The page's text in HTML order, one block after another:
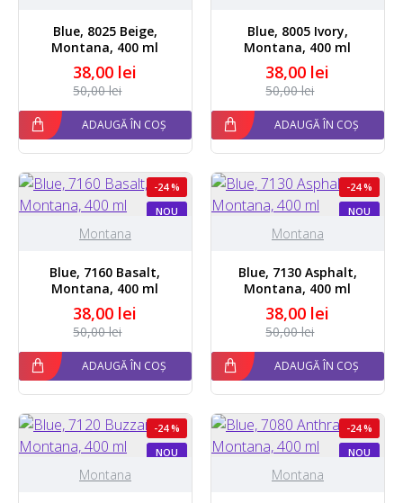
Blue, 8025 Beige,
Montana, 400 ml
38,00 lei
50,00 lei
ADAUGĂ ÎN COȘ
Blue, 8005 Ivory,
Montana, 400 ml
38,00 lei
50,00 lei
ADAUGĂ ÎN COȘ
NOU
-24 %
Montana
Blue, 7160 Basalt,
Montana, 400 ml
38,00 lei
50,00 lei
ADAUGĂ ÎN COȘ
NOU
-24 %
Montana
Blue, 7130 Asphalt,
Montana, 400 ml
38,00 lei
50,00 lei
ADAUGĂ ÎN COȘ
NOU
-24 %
Montana
NOU
-24 %
STOC EPUIZAT
Montana